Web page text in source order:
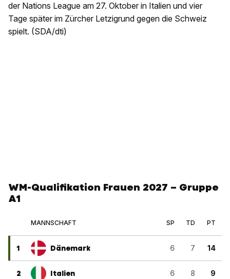
der Nations League am 27. Oktober in Italien und vier
Tage später im Zürcher Letzigrund gegen die Schweiz
spielt. (SDA/dti)
WM-Qualifikation Frauen 2027 – Gruppe
A1
MANNSCHAFT SP TD PT
1 Dänemark 6 7 14
2 Italien 6 8 9